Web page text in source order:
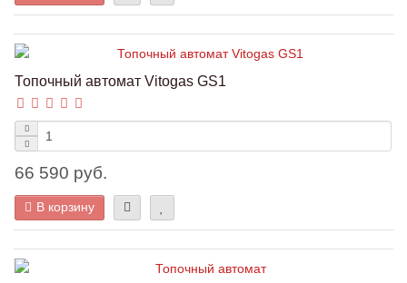
Топочный автомат Vitogas GS1
66 590 руб.
В корзину